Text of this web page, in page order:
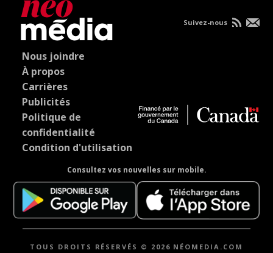
Nous joindre
À propos
Carrières
Publicités
Politique de
confidentialité
Condition d'utilisation
Consultez vos nouvelles sur mobile.
Suivez-nous
TOUS DROITS RÉSERVÉS © 2026 NÉOMEDIA.COM